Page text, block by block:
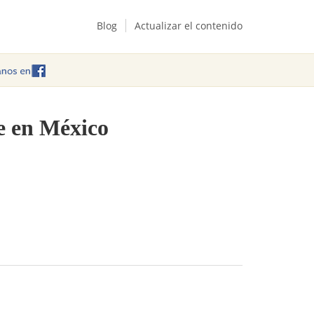
Blog Actualizar el contenido
en México